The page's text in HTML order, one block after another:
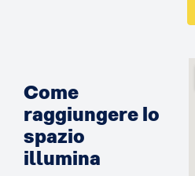
Come
raggiungere lo
spazio
illumina